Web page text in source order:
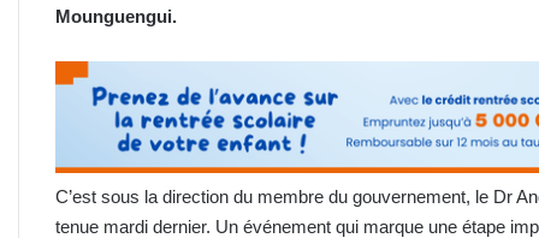
Mounguengui.
C’est sous la direction du membre du gouvernement, le Dr
tenue mardi dernier. Un événement qui marque une étape